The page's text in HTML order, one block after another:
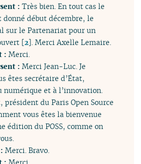
: Très bien. En tout cas le
début décembre, le
sur le Partenariat pour un
[2]. Merci Axelle Lemaire.
: Merci.
: Merci Jean-Luc. Je
êtes secrétaire d’État,
numérique et à l’innovation.
président du Paris Open Source
vous êtes la bienvenue
édition du POSS, comme on
:Merci. Bravo.